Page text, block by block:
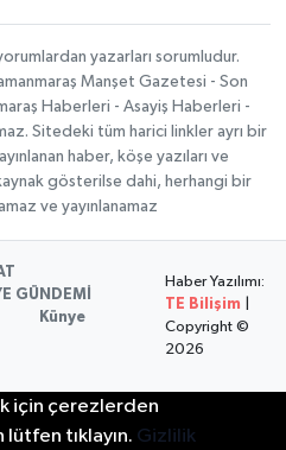
yazarları sorumludur.
Manşet Gazetesi - Son
Haberleri - Asayiş Haberleri -
Sitedeki tüm harici linkler ayrı bir
haber, köşe yazıları ve
gösterilse dahi, herhangi bir
ve yayınlanamaz
GÜNDEMİ
Künye
Haber Yazılımı:
TE Bilişim
Copyright ©
2026
için çerezlerden
tıklayın. Gizlilik